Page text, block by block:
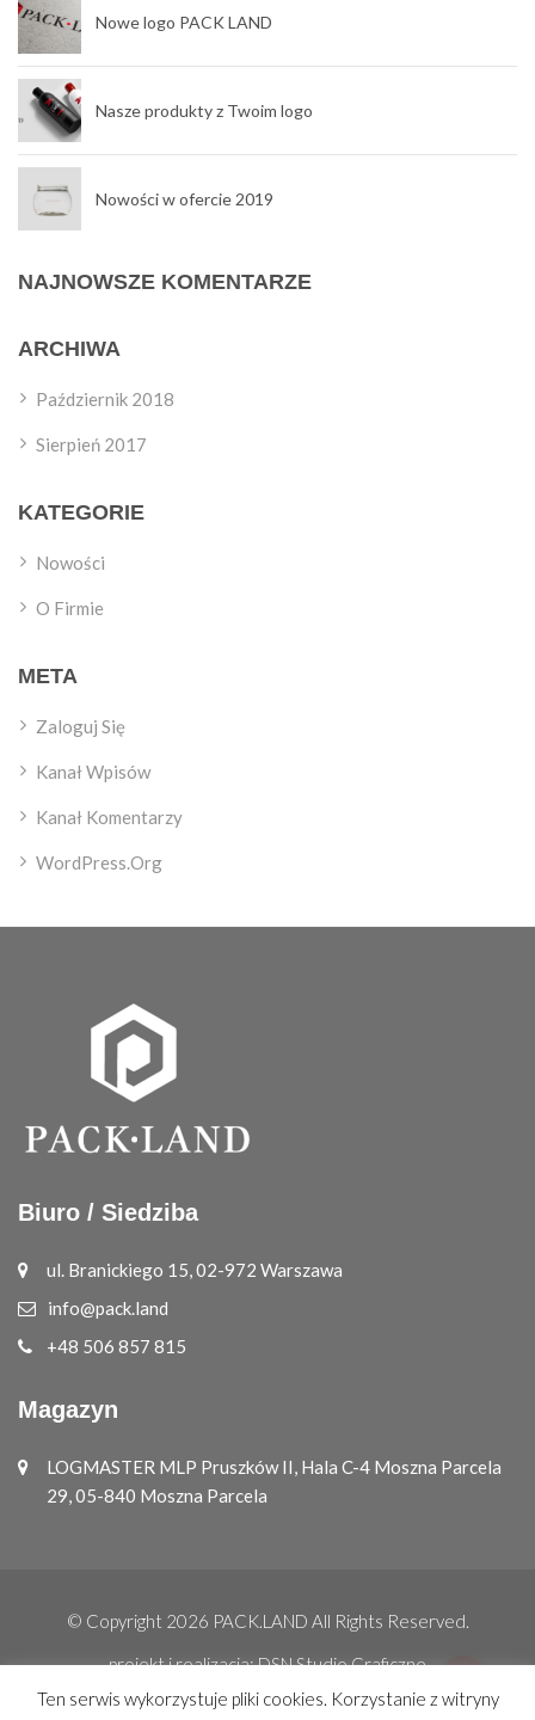
Nowe logo PACK LAND
Nasze produkty z Twoim logo
Nowości w ofercie 2019
NAJNOWSZE KOMENTARZE
ARCHIWA
Październik 2018
Sierpień 2017
KATEGORIE
Nowości
O Firmie
META
Zaloguj Się
Kanał Wpisów
Kanał Komentarzy
WordPress.org
Biuro / Siedziba
ul. Branickiego 15, 02-972 Warszawa
info@pack.land
+48 506 857 815
Magazyn
LOGMASTER MLP Pruszków II, Hala C-4 Moszna Parcela
29, 05-840 Moszna Parcela
© Copyright 2026 PACK.LAND All Rights Reserved.
projekt i realizacja:DSN Studio Graficzne
Ten serwis wykorzystuje pliki cookies. Korzystanie z witryny